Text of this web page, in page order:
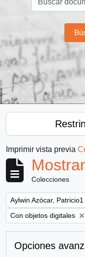
Imprimir vista previa
Colecciones
Remove filter:
Aylwin Azócar, Patricio1
Remove filter:
Con objetos digitales
Opciones